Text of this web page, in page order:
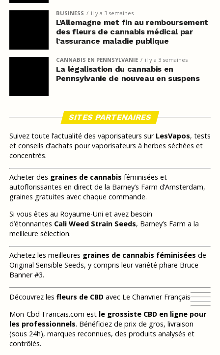
BUSINESS il y a 3 semaines
L’Allemagne met fin au remboursement
des fleurs de cannabis médical par
l’assurance maladie publique
CANNABIS EN PENNSYLVANIE il y a 3 semaines
La légalisation du cannabis en
Pennsylvanie de nouveau en suspens
SITES PARTENAIRES
Suivez toute l’actualité des vaporisateurs sur LesVapos, tests
et conseils d’achats pour vaporisateurs à herbes séchées et
concentrés.
Acheter des graines de cannabis féminisées et
autoflorissantes en direct de la Barney’s Farm d’Amsterdam,
graines gratuites avec chaque commande.
Si vous êtes au Royaume-Uni et avez besoin
d’étonnantes Cali Weed Strain Seeds, Barney’s Farm a la
meilleure sélection.
Achetez les meilleures graines de cannabis féminisées de
Original Sensible Seeds, y compris leur variété phare Bruce
Banner #3.
Découvrez les fleurs de CBDavec Le Chanvrier Français
Mon-Cbd-Francais.com est le grossiste CBD en ligne pour
les professionnels. Bénéficiez de prix de gros, livraison
(sous 24h), marques reconnues, des produits analysés et
contrôlés.